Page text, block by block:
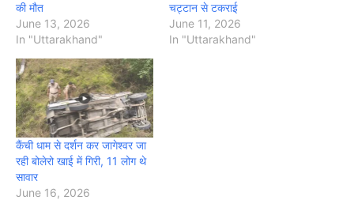
की मौत
June 13, 2026
In "Uttarakhand"
चट्टान से टकराई
June 11, 2026
In "Uttarakhand"
कैंची धाम से दर्शन कर जागेश्वर जा
रही बोलेरो खाई में गिरी, 11 लोग थे
सावार
June 16, 2026